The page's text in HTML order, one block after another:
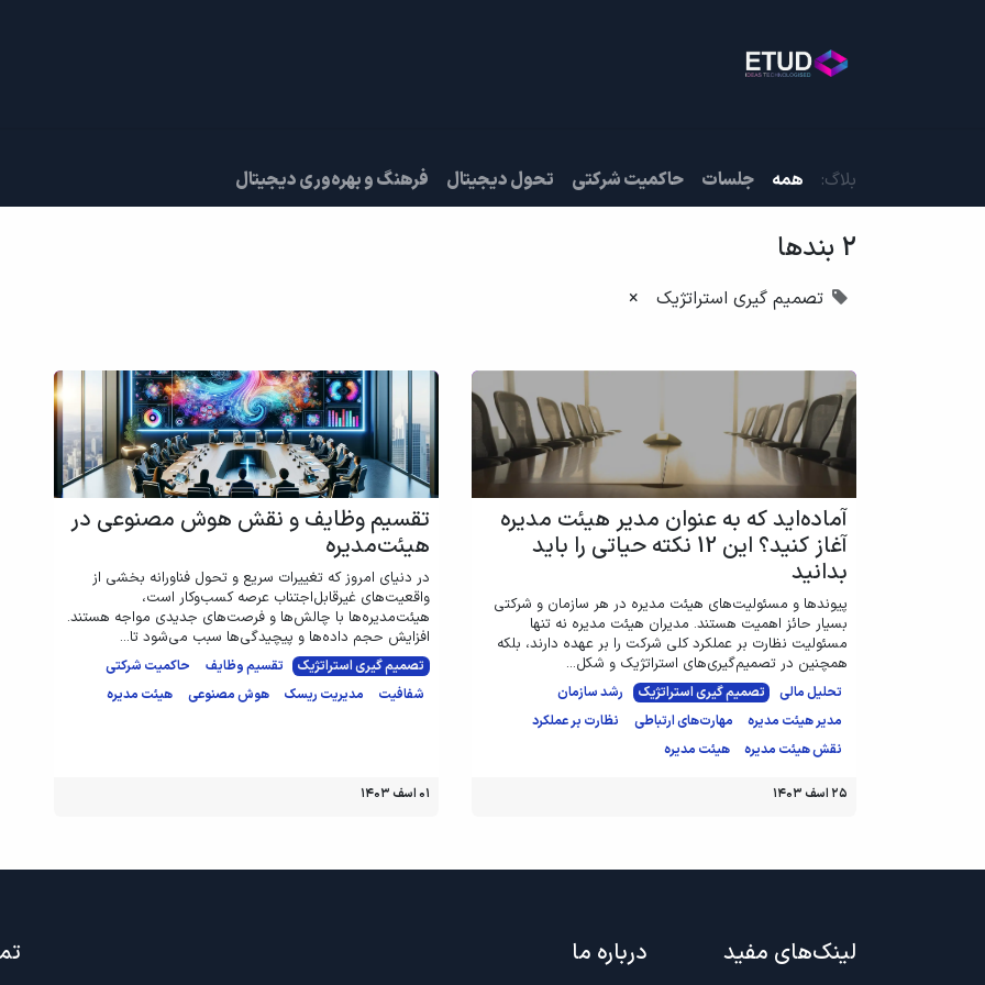
بلاگ: همه جلسات حاکمیت شرکتی تحول دیجیتال فرهنگ و بهره‌وری دیجیتال
2 بندها
تصمیم گیری استراتژیک ×
آماده‌اید که به عنوان مدیر هیئت مدیره
آغاز کنید؟ این 12 نکته حیاتی را باید
بدانید
پیوندها و مسئولیت‌های هیئت مدیره در هر سازمان و شرکتی
بسیار حائز اهمیت هستند. مدیران هیئت مدیره نه تنها
مسئولیت نظارت بر عملکرد کلی شرکت را بر عهده دارند، بلکه
همچنین در تصمیم‌گیری‌های استراتژیک و شکل...
تحلیل مالی تصمیم گیری استراتژیک
رشد سازمان
مدیر هیئت مدیره
مهارت‌های ارتباطی
نظارت بر عملکرد
نقش هیئت مدیره
هیئت مدیره
۲۵ اسف ۱۴۰۳
تقسیم وظایف و نقش هوش مصنوعی در
هیئت‌مدیره
در دنیای امروز که تغییرات سریع و تحول فناورانه بخشی از
واقعیت‌های غیرقابل‌اجتناب عرصه کسب‌وکار است،
هیئت‌مدیره‌ها با چالش‌ها و فرصت‌های جدیدی مواجه هستند.
افزایش حجم داده‌ها و پیچیدگی‌ها سبب می‌شود تا...
تصمیم گیری استراتژیک تقسیم وظایف
حاکمیت شرکتی
شفافیت
مدیریت ریسک هوش مصنوعی هیئت مدیره
۰۱ اسف ۱۴۰۳
لینک‌های مفید درباره ما